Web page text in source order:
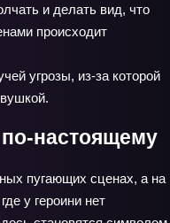
и делать вид, что
происходит
угрозы, из‑за которой
пугающих сценах, а на
у героини нет